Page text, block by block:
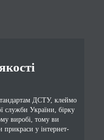
ДСТУ, клеймо
служби України, бірку
виробі, тому ви
прикраси у інтернет-